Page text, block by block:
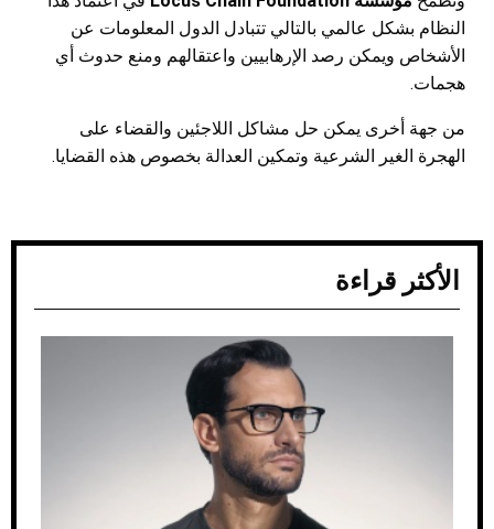
النظام بشكل عالمي بالتالي تتبادل الدول المعلومات عن
الأشخاص ويمكن رصد الإرهابيين واعتقالهم ومنع حدوث أي
هجمات.
من جهة أخرى يمكن حل مشاكل اللاجئين والقضاء على
الهجرة الغير الشرعية وتمكين العدالة بخصوص هذه القضايا.
الأكثر قراءة